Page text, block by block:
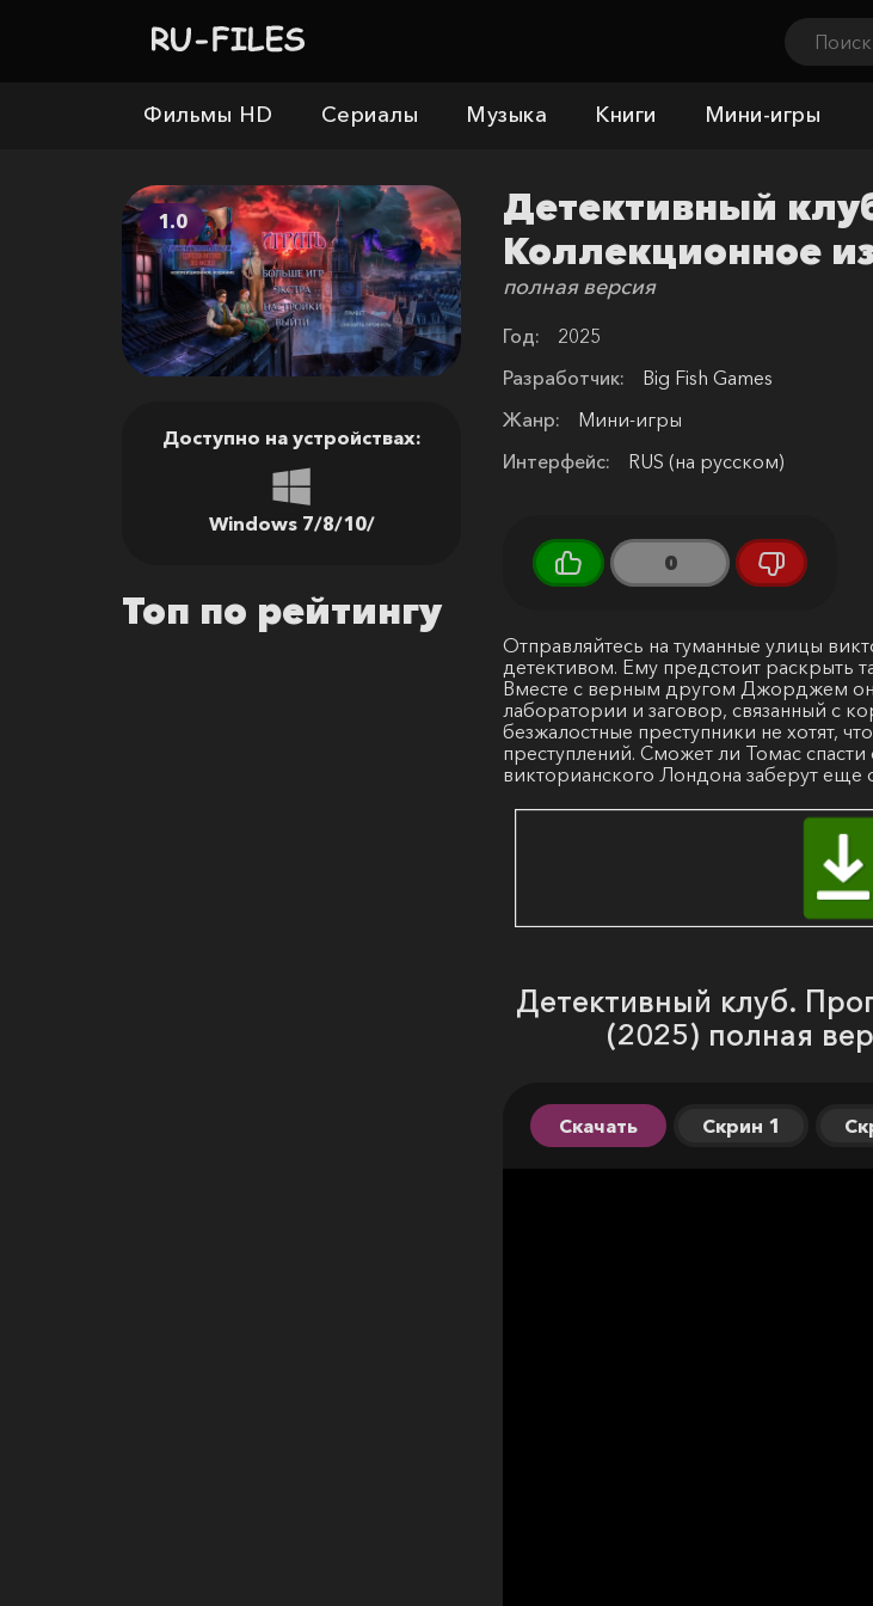
Фильмы HD Сериалы Музыка Книги Мини-игры
Детективный
Коллекционное
полная версия
Год:
2025
Разработчик:
Big Fish Games
Жанр:
Мини-игры
Интерфейс:
RUS (на русском)
0
Отправляйтесь на туманные улицы
детективом. Ему предстоит раскрыть
Вместе с верным другом Джорджем он
лаборатории и заговор, связанный с
безжалостные преступники не хотят,
преступлений. Сможет ли Томас
викторианского Лондона заберут еще
Детективный клуб.
(2025) полная
Скачать Скрин 1
1.0
Доступно на устройствах:
Windows 7/8/10/
Топ по рейтингу